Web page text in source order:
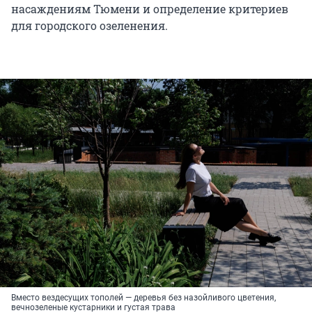
насаждениям Тюмени и определение критериев
для городского озеленения.
Вместо вездесущих тополей — деревья без назойливого цветения,
вечнозеленые кустарники и густая трава